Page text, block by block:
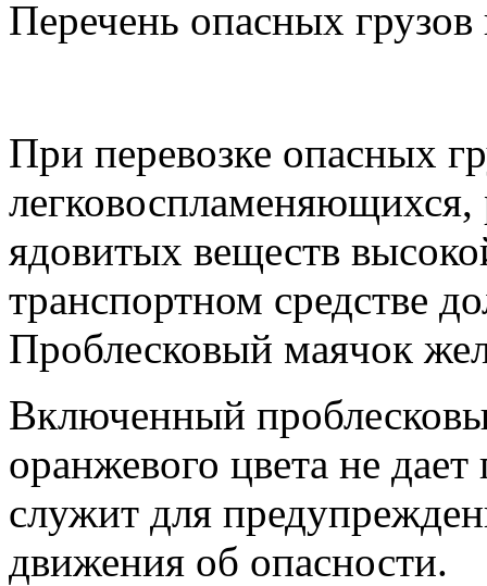
Перечень опасных
При перевозке опасных
ядовитых веществ
транспортном средстве
Проблесковый маячок
Включенный
оранжевого цвета не
служит для
движения об опасности.